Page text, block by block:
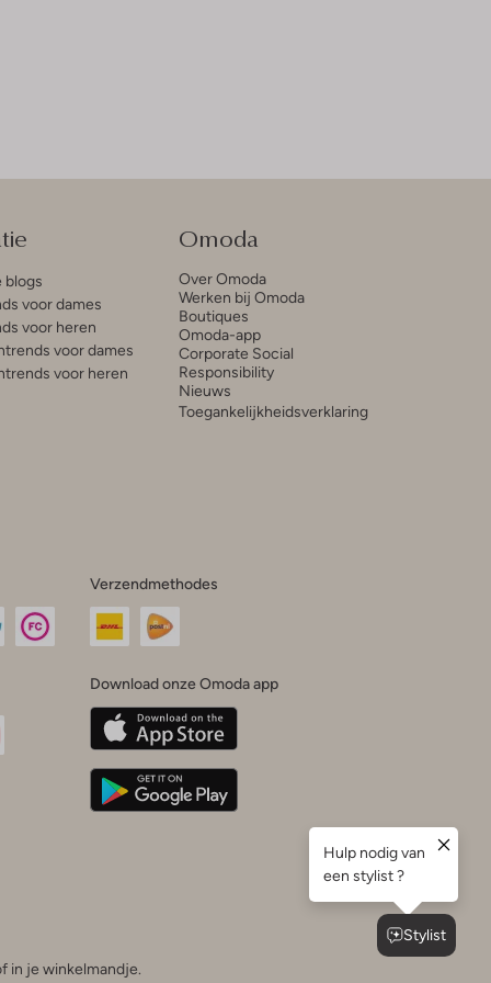
blogs
voor dames
voor heren
voor dames
voor heren
Omoda
Over Omoda
Werken bij Omoda
Boutiques
Omoda-app
Corporate Social
Responsibility
Nieuws
Toegankelijkheidsverklaring
Verzendmethodes
Download onze Omoda app
in je winkelmandje.